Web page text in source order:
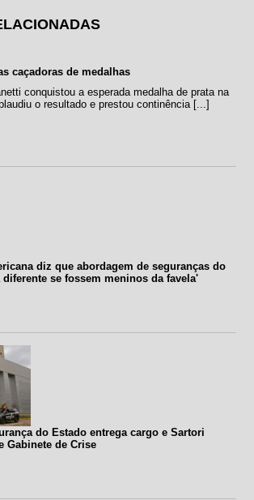
caçadoras de medalhas
conquistou a esperada medalha de prata na
o resultado e prestou continência [...]
diz que abordagem de seguranças do
se fossem meninos da favela'
do Estado entrega cargo e Sartori
Gabinete de Crise